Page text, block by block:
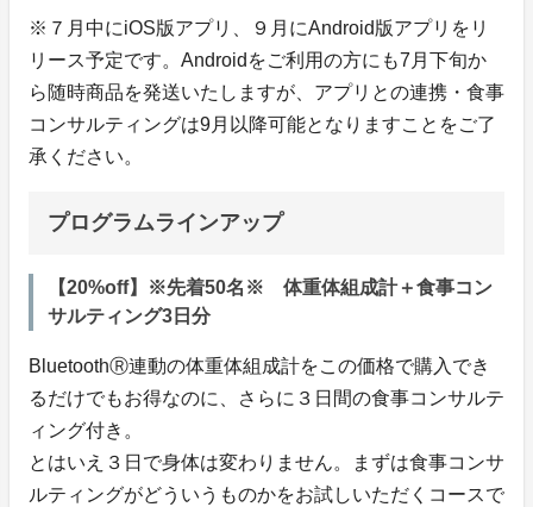
※７月中にiOS版アプリ、９月にAndroid版アプリをリ
リース予定です。Androidをご利用の方にも7月下旬か
ら随時商品を発送いたしますが、アプリとの連携・食事
コンサルティングは9月以降可能となりますことをご了
承ください。
プログラムラインアップ
【20%off】※先着50名※ 体重体組成計＋食事コン
サルティング3日分
BluetoothⓇ連動の体重体組成計をこの価格で購入でき
るだけでもお得なのに、さらに３日間の食事コンサルテ
ィング付き。
とはいえ３日で身体は変わりません。まずは食事コンサ
ルティングがどういうものかをお試しいただくコースで